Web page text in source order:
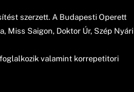
szerzett. A Budapesti Operett
Miss Saigon, Doktor Úr, Szép Nyári
valamint korrepetitori